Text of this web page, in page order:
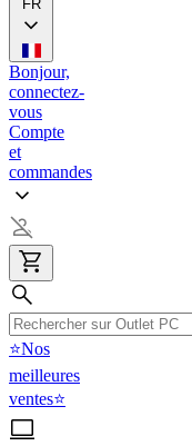
FR
Bonjour,
connectez-
vous
Compte
et
commandes
⭐Nos
meilleures
ventes⭐